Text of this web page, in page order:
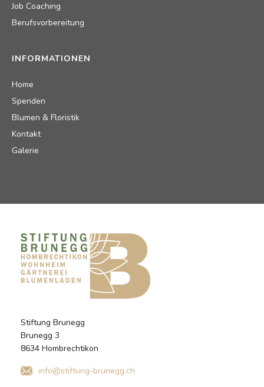
Job Coaching
Berufsvorbereitung
INFORMATIONEN
Home
Spenden
Blumen & Floristik
Kontakt
Galerie
Stiftung Brunegg
Brunegg 3
8634 Hombrechtikon
info@stiftung-brunegg.ch